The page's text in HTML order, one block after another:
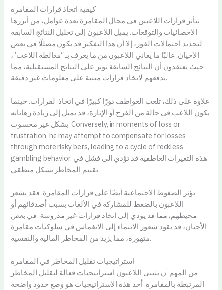
كيفية اتخاذ قرارات المقامرة
تتأثر قرارات اللاعبين في مجال المقامرة بعدة عوامل، من أبرزها
الإحصائيات والتوقعات. يميل اللاعبون إلى تحليل النتائج السابقة
لتحديد احتمالات الفوز، إلا أن هذا التفكير قد يكون مضللًا في بعض
الأحيان. غالبًا ما يعاني اللاعبون من ما يعرف بـ “مغالطة اللاعب”،
حيث يعتقدون أن النتائج السابقة تؤثر على النتائج المستقبلية، مما
يدفعهم لاتخاذ قرارات مبنية على معلومات غير دقيقة.
علاوة على ذلك، تلعب العواطف دورًا كبيرًا في اتخاذ القرارات. حينما
يكون اللاعب في حالة من الفرح أو الإثارة، قد يميل إلى زيادة رهاناته
بشكل غير محسوب. Conversely, in moments of loss or
frustration, he may attempt to compensate for losses
through more risky bets, leading to a cycle of reckless
gambling behavior. هذه التغيرات العاطفية قد تؤدي إلى فشل في
تقييم المخاطر بشكل منطقي.
تؤثر الضغوط الاجتماعية أيضًا على قرارات المقامرة. فقد يشعر
اللاعبون بالضغط للمشاركة في الألعاب بسبب أصدقائهم أو
محيطهم، مما قد يؤدي إلى اتخاذ قرارات غير مدروسة. في بعض
الأحيان، قد يقود شعور الانتماء إلى الانغماس في سلوكيات مقامرة
متهورة، مما يزيد من المخاطر المالية والنفسية.
استراتيجيات تقليل المخاطر في المقامرة
من المهم أن يتبنى اللاعبون استراتيجيات فعالة لتقليل المخاطر
المرتبطة بالمقامرة. أحد هذه الاستراتيجيات هو وضع حدود واضحة